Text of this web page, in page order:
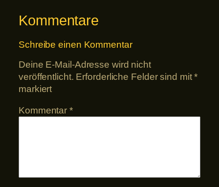
Kommentare
Schreibe einen Kommentar
Deine E-Mail-Adresse wird nicht
veröffentlicht. Erforderliche Felder sind mit*
markiert
Kommentar*